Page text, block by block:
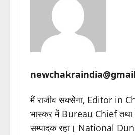
मैं राजीव सक्सेना, Editor in
भास्कर में Bureau Chief
सम्पादक रहा। National